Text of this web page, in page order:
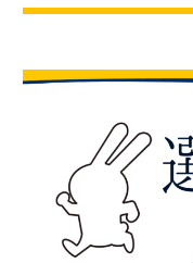
Go!Go!こくみんス
こくみんオンライン
国民民主党学生部
二次創作ガイドライ
プライバシーポリシー
特定商取引法に基づ